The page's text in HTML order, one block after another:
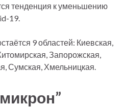
тенденция к уменьшению
19.
9 областей: Киевская,
Запорожская,
Сумская, Хмельницкая.